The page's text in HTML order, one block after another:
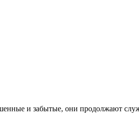
и забытые, они продолжают